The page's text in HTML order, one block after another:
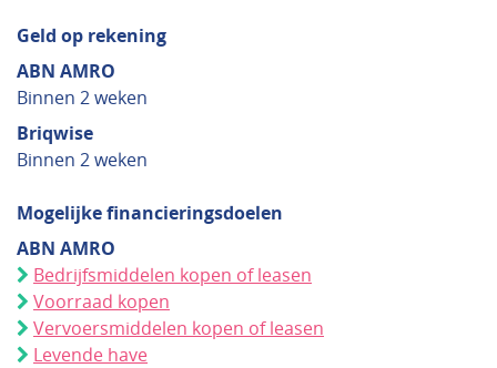
Geld op rekening
ABN AMRO
Binnen 2 weken
Briqwise
Binnen 2 weken
Mogelijke financieringsdoelen
ABN AMRO
Bedrijfsmiddelen kopen of leasen
Voorraad kopen
Vervoersmiddelen kopen of leasen
Levende have